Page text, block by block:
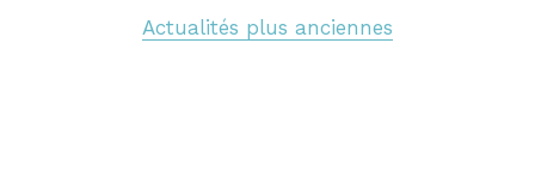
Actualités plus anciennes